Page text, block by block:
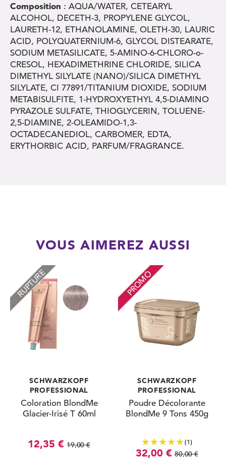
Composition : AQUA/WATER, CETEARYL
ALCOHOL, DECETH-3, PROPYLENE GLYCOL,
LAURETH-12, ETHANOLAMINE, OLETH-30, LAURIC
ACID, POLYQUATERNIUM-6, GLYCOL DISTEARATE,
SODIUM METASILICATE, 5-AMINO-6-CHLORO-o-
CRESOL, HEXADIMETHRINE CHLORIDE, SILICA
DIMETHYL SILYLATE (NANO)/SILICA DIMETHYL
SILYLATE, CI 77891/TITANIUM DIOXIDE, SODIUM
METABISULFITE, 1-HYDROXYETHYL 4,5-DIAMINO
PYRAZOLE SULFATE, THIOGLYCERIN, TOLUENE-
2,5-DIAMINE, 2-OLEAMIDO-1,3-
OCTADECANEDIOL, CARBOMER, EDTA,
ERYTHORBIC ACID, PARFUM/FRAGRANCE.
VOUS AIMEREZ AUSSI
RUPTURE
SCHWARZKOPF
PROFESSIONAL
Coloration BlondMe
Glacier-Irisé T 60ml
12,35 € 19,00 €
PROMO
SCHWARZKOPF
PROFESSIONAL
Poudre Décolorante
BlondMe 9 Tons 450g
(1)
32,00 € 80,00 €